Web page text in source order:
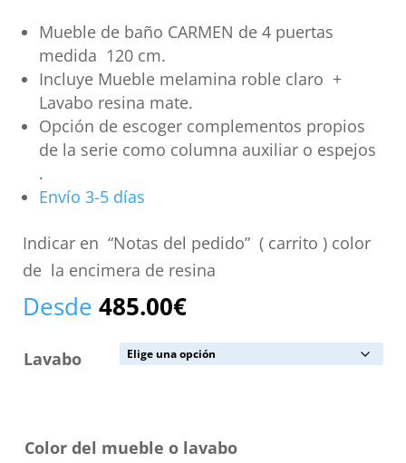
Mueble de baño CARMEN de 4 puertas
medida 120 cm.
Incluye Mueble melamina roble claro +
Lavabo resina mate.
Opción de escoger complementos propios
de la serie como columna auxiliar o espejos
.
Envío 3-5 días
Indicar en “Notas del pedido” ( carrito ) color
de la encimera de resina
Desde 485.00€
Lavabo
Color del mueble o lavabo